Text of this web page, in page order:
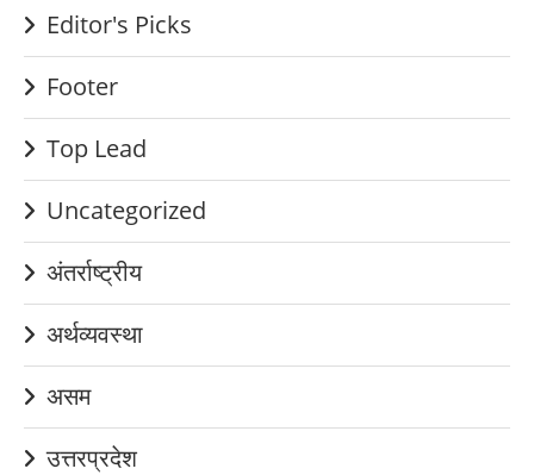
Editor's Picks
Footer
Top Lead
Uncategorized
अंतर्राष्ट्रीय
अर्थव्यवस्था
असम
उत्तरप्रदेश